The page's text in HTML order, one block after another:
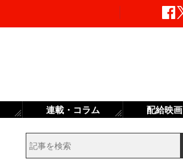
連載・コラム 配給映画